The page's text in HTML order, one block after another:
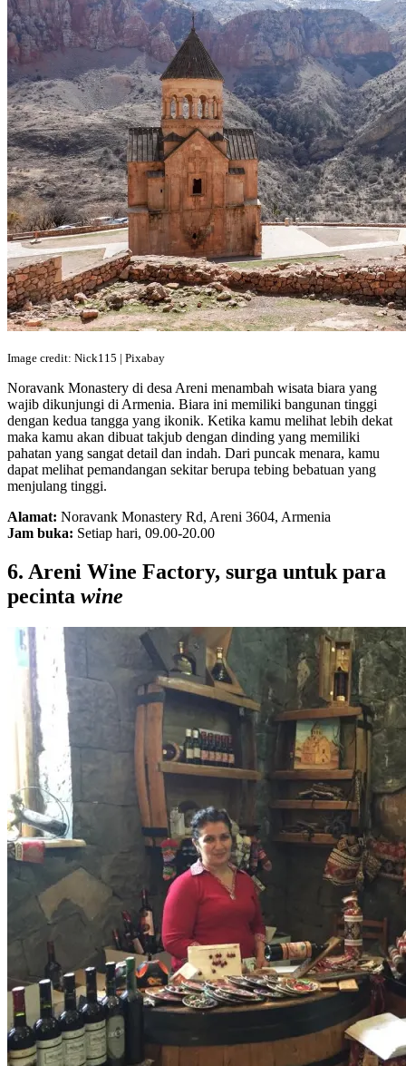
Image credit: Nick115 | Pixabay
Noravank Monastery di desa Areni menambah wisata biara yang
wajib dikunjungi di Armenia. Biara ini memiliki bangunan tinggi
dengan kedua tangga yang ikonik. Ketika kamu melihat lebih dekat
maka kamu akan dibuat takjub dengan dinding yang memiliki
pahatan yang sangat detail dan indah. Dari puncak menara, kamu
dapat melihat pemandangan sekitar berupa tebing bebatuan yang
menjulang tinggi.
Alamat: Noravank Monastery Rd, Areni 3604, Armenia
Jam buka: Setiap hari, 09.00-20.00
6. Areni Wine Factory, surga untuk para
pecinta wine